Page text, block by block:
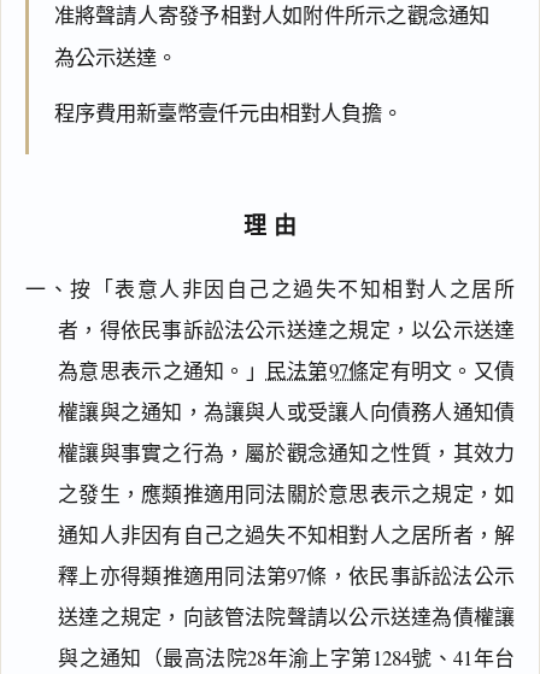
准將聲請人寄發予相對人如附件所示之觀念通知
為公示送達。
程序費用新臺幣壹仟元由相對人負擔。
理由
一、按「表意人非因自己之過失不知相對人之居所
者，得依民事訴訟法公示送達之規定，以公示送達
為意思表示之通知。」 民法第97條定有明文。又債
權讓與之通知，為讓與人或受讓人向債務人通知債
權讓與事實之行為，屬於觀念通知之性質，其效力
之發生，應類推適用同法關於意思表示之規定，如
通知人非因有自己之過失不知相對人之居所者，解
釋上亦得類推適用同法第97條，依民事訴訟法公示
送達之規定，向該管法院聲請以公示送達為債權讓
與之通知（最高法院28年渝上字第1284號、41年台